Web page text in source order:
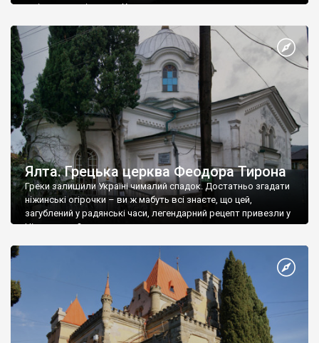
є відданими вірянами Христа
Ялта. Грецька церква Феодора Тирона
Греки залишили Україні чималий спадок. Достатньо згадати
ніжинські огірочки – ви ж мабуть всі знаєте, що цей,
загублений у радянські часи, легендарний рецепт привезли у
Ніжин греки?